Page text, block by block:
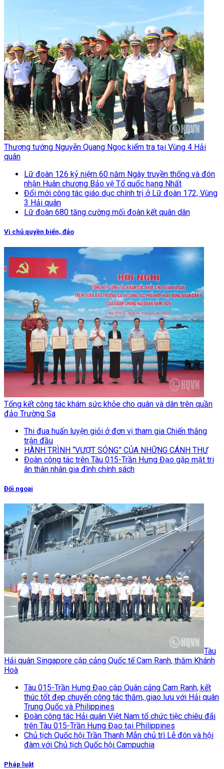
Thượng tướng Nguyễn Quang Ngọc kiểm tra tại Vùng 4 Hải
quân
Lữ đoàn 126 kỷ niệm 60 năm Ngày truyền thống và đón
nhận Huân chương Bảo vệ Tổ quốc hạng Nhất
Đổi mới công tác giáo dục chính trị ở Lữ đoàn 172, Vùng
3 Hải quân
Lữ đoàn 680 tăng cường mối đoàn kết quân dân
Vì chủ quyền biển, đảo
Tổng kết công tác khám sức khỏe cho quân và dân trên quần
đảo Trường Sa
Thi đua huấn luyện giỏi ở đơn vị tham gia Chiến thắng
trận đầu
HÀNH TRÌNH “VƯỢT SÓNG” CỦA NHỮNG CÁNH THƯ
Đoàn công tác trên Tàu 015-Trần Hưng Đạo gặp mặt tri
ân thân nhân gia đình chính sách
Đối ngoại
Tàu
Hải quân Singapore cập cảng Quốc tế Cam Ranh, thăm Khánh
Hoà
Tàu 015-Trần Hưng Đạo cập Quân cảng Cam Ranh, kết
thúc tốt đẹp chuyến công tác thăm, giao lưu với Hải quân
Trung Quốc và Philippines
Đoàn công tác Hải quân Việt Nam tổ chức tiệc chiêu đãi
trên Tàu 015-Trần Hưng Đạo tại Philippines
Chủ tịch Quốc hội Trần Thanh Mẫn chủ trì Lễ đón và hội
đàm với Chủ tịch Quốc hội Campuchia
Pháp luật